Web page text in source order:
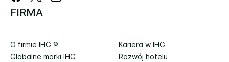
FIRMA
O firmie IHG ®
Kariera w IHG
Globalne marki IHG
Rozwój hotelu